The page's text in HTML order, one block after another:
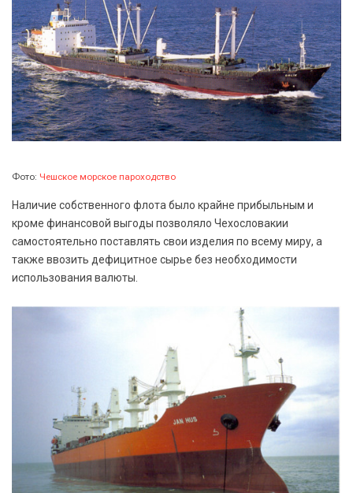
Фото: Чешское морское пароходство
Наличие собственного флота было крайне прибыльным и
кроме финансовой выгоды позволяло Чехословакии
самостоятельно поставлять свои изделия по всему миру, а
также ввозить дефицитное сырье без необходимости
использования валюты.